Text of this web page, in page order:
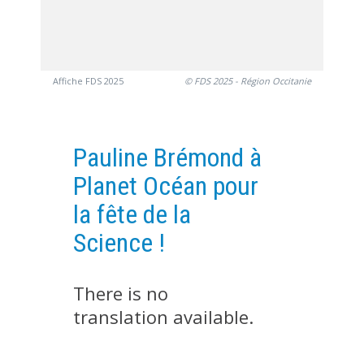
RESEARCH
CURRENT PROJECTS
COMPLETED PROJECTS
UMR NETWORKS
REGULAR SEMINARS
MASTER
ENGINEERING
Affiche FDS 2025 © FDS 2025 - Région Occitanie
Pauline Brémond à
Planet Océan pour
la fête de la
Science !
There is no
translation available.